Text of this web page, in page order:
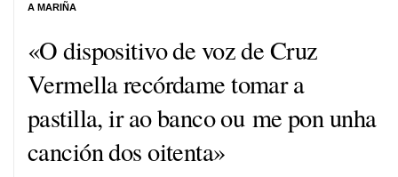
«O dispositivo de voz de Cruz
Vermella recórdame tomar a
pastilla, ir ao banco ou me pon unha
canción dos oitenta»
A MARIÑA